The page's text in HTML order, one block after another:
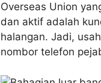
Overseas Union
dan aktif adalah
halangan. Jadi,
nombor telefon